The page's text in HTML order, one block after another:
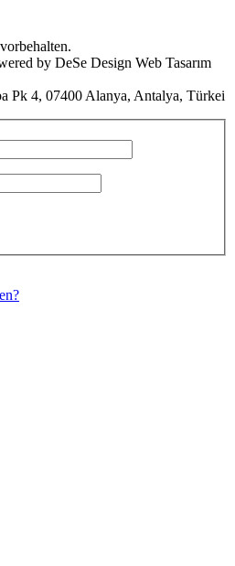
by DeSe Design Web Tasarım
Pk 4, 07400 Alanya, Antalya, Türkei